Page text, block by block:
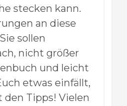
stecken kann.
an diese
sollen
nicht größer
und leicht
etwas einfällt,
Tipps! Vielen